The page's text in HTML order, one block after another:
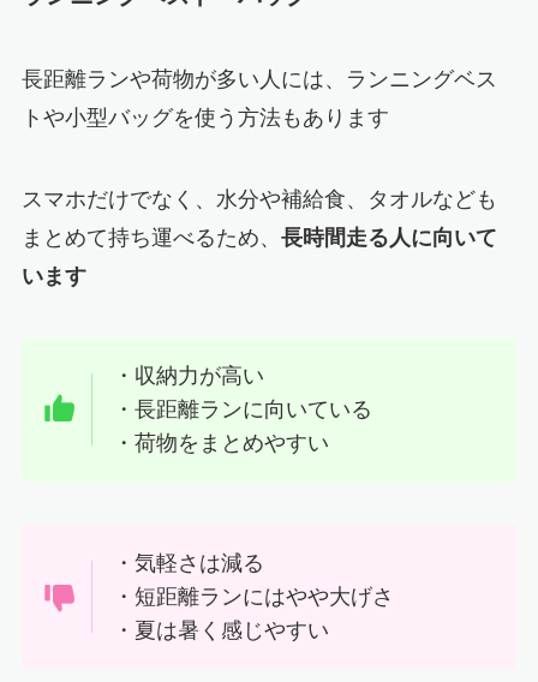
長距離ランや荷物が多い人には、ランニングベス
トや小型バッグを使う方法もあります
スマホだけでなく、水分や補給食、タオルなども
まとめて持ち運べるため、 長時間走る人に向いて
います
・収納力が高い
・長距離ランに向いている
・荷物をまとめやすい
・気軽さは減る
・短距離ランにはやや大げさ
・夏は暑く感じやすい